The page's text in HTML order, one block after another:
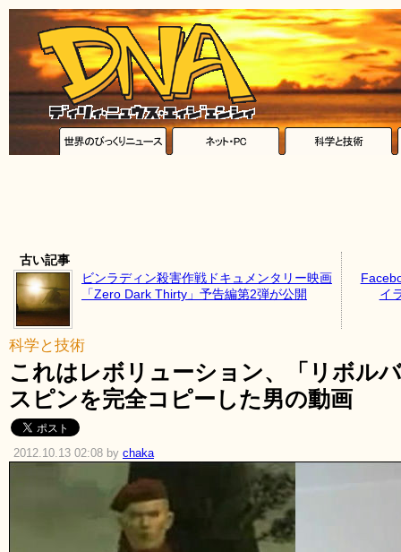
古い記事
ビンラディン殺害作戦ドキュメンタリー映画
「Zero Dark Thirty」予告編第2弾が公開
イ
科学と技術
これはレボリューション、「リボル
スピンを完全コピーした男の動画
2012.10.13 02:08 by chaka